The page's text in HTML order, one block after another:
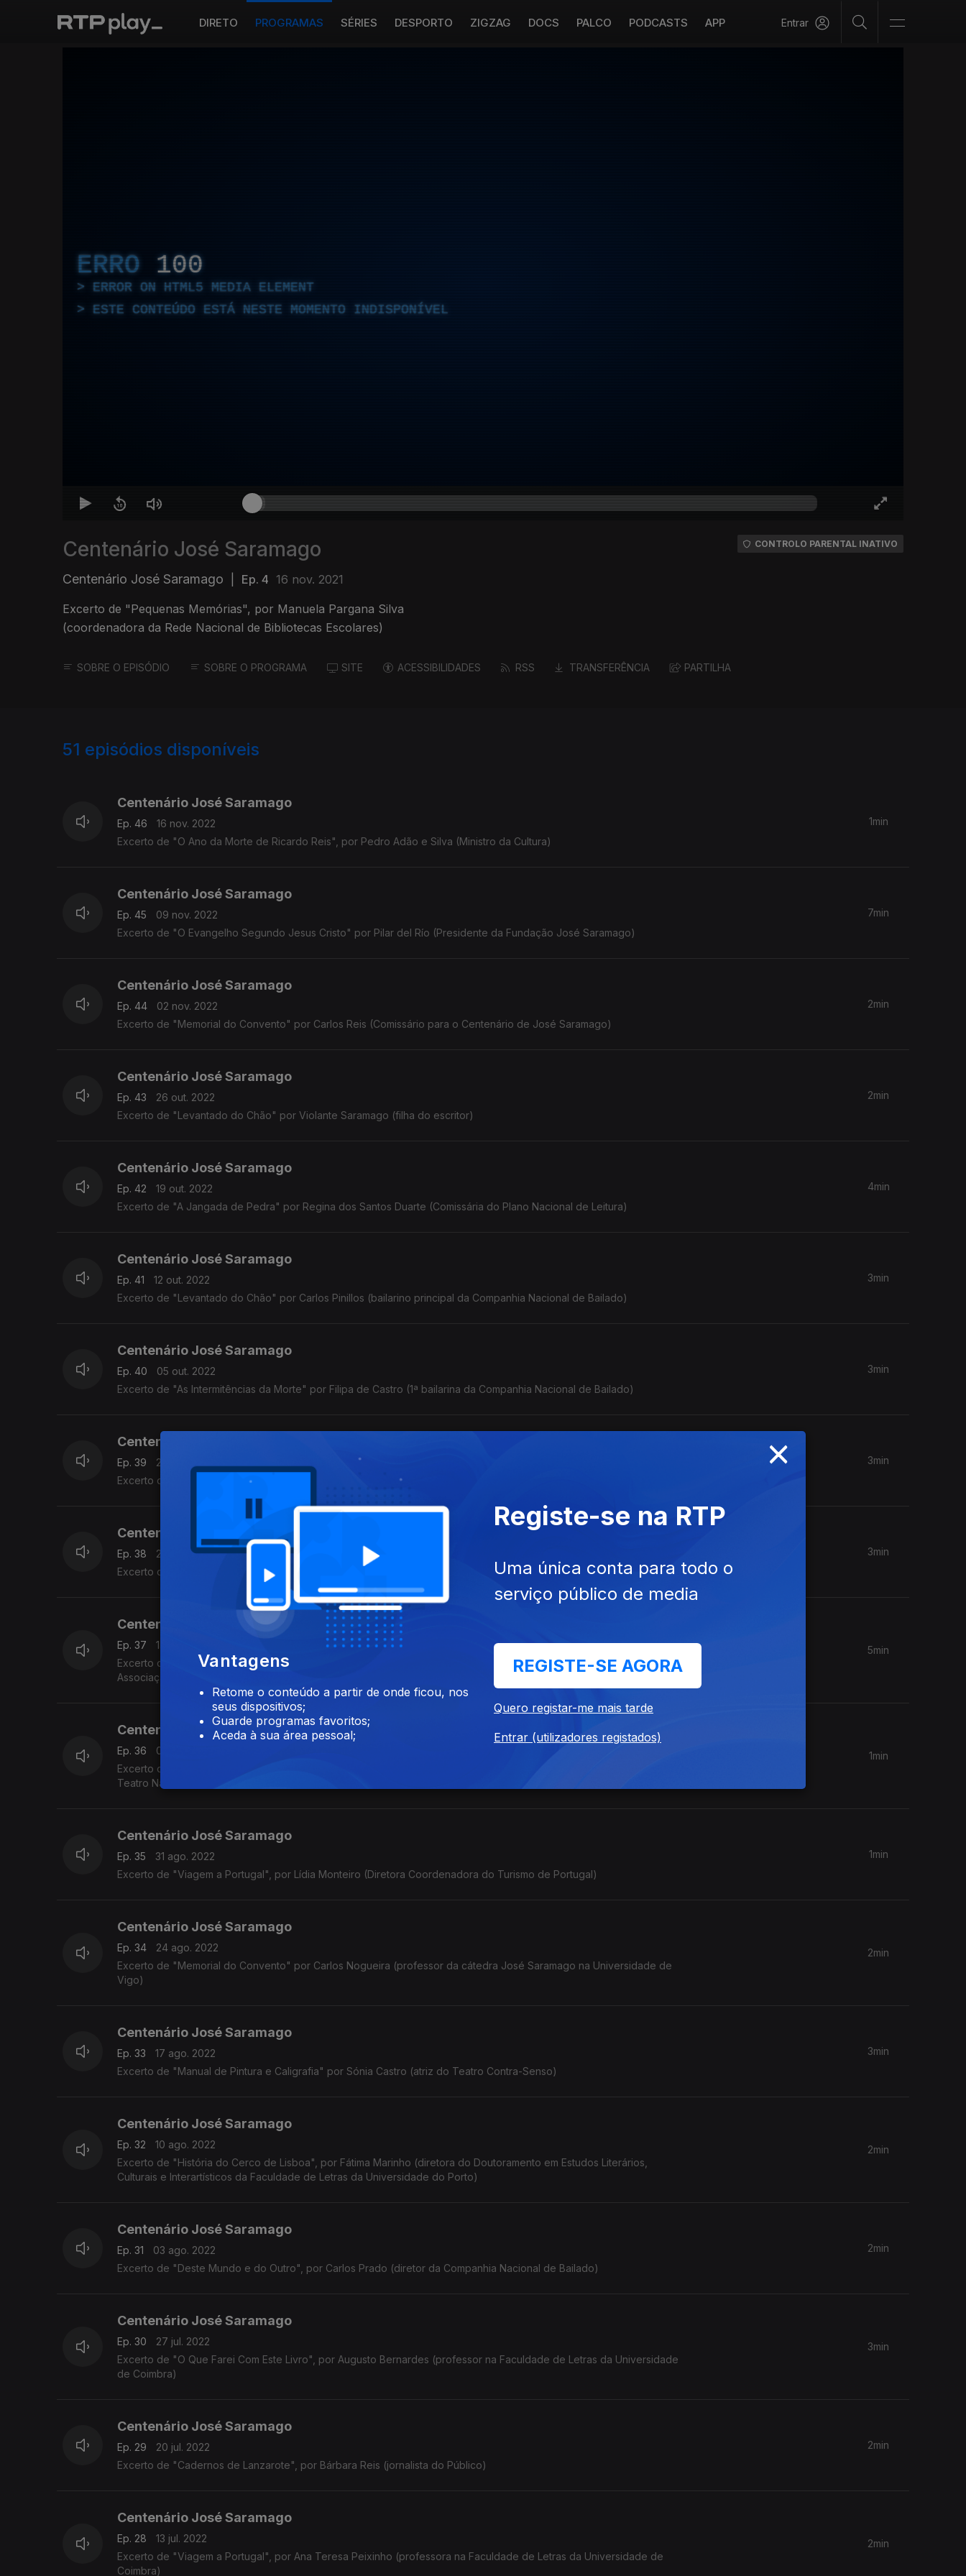
DIRETO PROGRAMAS SÉRIES DESPORTO ZIGZAG DOCS PALCO PODCASTS APP Entrar
ERRO 100
ERROR ON HTML5 MEDIA ELEMENT
ESTE CONTEÚDO ESTÁ NESTE MOMENTO INDISPONÍVEL
Centenário José Saramago
Centenário José Saramago Ep. 4 16 nov. 2021
Excerto de "Pequenas Memórias", por Manuela Pargana Silva
(coordenadora da Rede Nacional de Bibliotecas Escolares)
CONTROLO PARENTAL INATIVO
SOBRE O EPISÓDIO SOBRE O PROGRAMA SITE ACESSIBILIDADES RSS TRANSFERÊNCIA PARTILHA
51 episódios disponíveis
Centenário José Saramago
Ep. 46
16 nov. 2022
Excerto de "O Ano da Morte de Ricardo Reis", por Pedro Adão e Silva (Ministro da Cultura)
1min
Centenário José Saramago
Ep. 45
09 nov. 2022
Excerto de "O Evangelho Segundo Jesus Cristo" por Pilar del Río (Presidente da Fundação José Saramago)
7min
Centenário José Saramago
Ep. 44
02 nov. 2022
Excerto de "Memorial do Convento" por Carlos Reis (Comissário para o Centenário de José Saramago)
2min
Centenário José Saramago
Ep. 43
26 out. 2022
Excerto de "Levantado do Chão" por Violante Saramago (filha do escritor)
2min
Centenário José Saramago
Ep. 42
19 out. 2022
Excerto de "A Jangada de Pedra" por Regina dos Santos Duarte (Comissária do Plano Nacional de Leitura)
4min
Centenário José Saramago
Ep. 41
12 out. 2022
Excerto de "Levantado do Chão" por Carlos Pinillos (bailarino principal da Companhia Nacional de Bailado)
3min
Centenário José Saramago
Ep. 40
05 out. 2022
Excerto de "As Intermitências da Morte" por Filipa de Castro (1ª bailarina da Companhia Nacional de Bailado)
3min
Centenário José Saramago
Ep. 39
28 set. 2022
Excerto do discurso pronunciado no Banquete Nobel, por José Luís Peixoto (escritor)
3min
Centenário José Saramago
Ep. 38
21 set. 2022
Excerto de "O Ano da Morte de Ricardo Reis", por Isabel Lucas (jornalista) Parte 2
3min
Centenário José Saramago
Ep. 37
14 set. 2022
Excerto de "Deste Mundo e do Outro", por José Rui Martins (encenador,ator do Trigo Limpo - Teatro ACERT
Associação Cultural e Recreativa de Tondela)
5min
Centenário José Saramago
Ep. 36
07 set. 2022
Excerto de "O Ano da Morte de Ricardo Reis" por Pedro Sobrado (Presidente do Concelho de Administração do
Teatro Nacional de São João)
1min
Centenário José Saramago
Ep. 35
31 ago. 2022
Excerto de "Viagem a Portugal", por Lídia Monteiro (Diretora Coordenadora do Turismo de Portugal)
1min
Centenário José Saramago
Ep. 34
24 ago. 2022
Excerto de "Memorial do Convento" por Carlos Nogueira (professor da cátedra José Saramago na Universidade de
Vigo)
2min
Centenário José Saramago
Ep. 33
17 ago. 2022
Excerto de "Manual de Pintura e Caligrafia" por Sónia Castro (atriz do Teatro Contra-Senso)
3min
Centenário José Saramago
Ep. 32
10 ago. 2022
Excerto de "História do Cerco de Lisboa", por Fátima Marinho (diretora do Doutoramento em Estudos Literários,
Culturais e Interartísticos da Faculdade de Letras da Universidade do Porto)
2min
Centenário José Saramago
Ep. 31
03 ago. 2022
Excerto de "Deste Mundo e do Outro", por Carlos Prado (diretor da Companhia Nacional de Bailado)
2min
Centenário José Saramago
Ep. 30
27 jul. 2022
Excerto de "O Que Farei Com Este Livro", por Augusto Bernardes (professor na Faculdade de Letras da Universidade
de Coimbra)
3min
Centenário José Saramago
Ep. 29
20 jul. 2022
Excerto de "Cadernos de Lanzarote", por Bárbara Reis (jornalista do Público)
2min
Centenário José Saramago
Ep. 28
13 jul. 2022
Excerto de "Viagem a Portugal", por Ana Teresa Peixinho (professora na Faculdade de Letras da Universidade de
Coimbra)
2min
×
Vantagens
Retome o conteúdo a partir de onde ficou, nos
seus dispositivos;
Guarde programas favoritos;
Aceda à sua área pessoal;
Registe-se na RTP
Uma única conta para todo o
serviço público de media
REGISTE-SE AGORA
Quero registar-me mais tarde
Entrar (utilizadores registados)